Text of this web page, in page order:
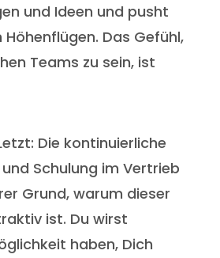
und Ideen und pusht
Höhenflügen. Das Gefühl,
Teams zu sein, ist
Die kontinuierliche
Schulung im Vertrieb
Grund, warum dieser
ist. Du wirst
haben, Dich